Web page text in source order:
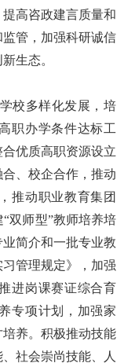
高咨政建言质量和
管，加强科研诚信
生态。
校多样化发展，培
职办学条件达标工
优质高职资源设立
、校企合作，推动
推动职业教育集团
双师型”教师培养培
简介和一批专业教
管理规定》，加强
进岗课赛证综合育
专项计划，加强家
养。积极推动技能
社会崇尚技能、人